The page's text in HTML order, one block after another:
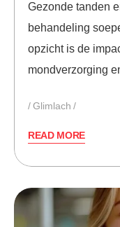
Gezonde tanden
behandeling
opzicht is de
mondverzorging
Glimlach
READ MORE